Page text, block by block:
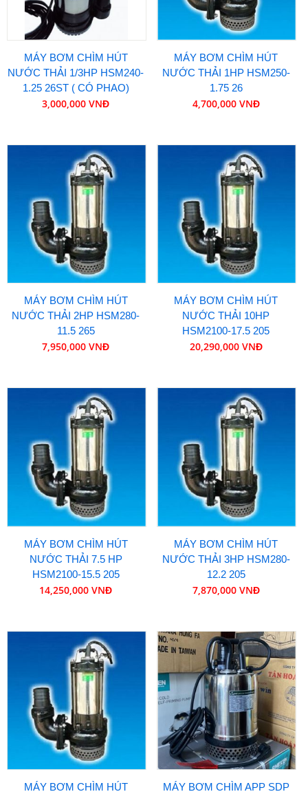
MÁY BƠM CHÌM HÚT
NƯỚC THẢI 1/3HP HSM240-
1.25 26ST ( CÓ PHAO)
3,000,000 VNĐ
MÁY BƠM CHÌM HÚT
NƯỚC THẢI 1HP HSM250-
1.75 26
4,700,000 VNĐ
MÁY BƠM CHÌM HÚT
NƯỚC THẢI 2HP HSM280-
11.5 265
7,950,000 VNĐ
MÁY BƠM CHÌM HÚT
NƯỚC THẢI 10HP
HSM2100-17.5 205
20,290,000 VNĐ
MÁY BƠM CHÌM HÚT
NƯỚC THẢI 7.5 HP
HSM2100-15.5 205
14,250,000 VNĐ
MÁY BƠM CHÌM HÚT
NƯỚC THẢI 3HP HSM280-
12.2 205
7,870,000 VNĐ
MÁY BƠM CHÌM HÚT
MÁY BƠM CHÌM APP SDP